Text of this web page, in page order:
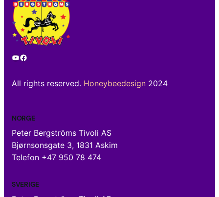
YouTube Facebook
All rights reserved. Honeybeedesign 2024
NORGE
Peter Bergströms Tivoli AS
Bjørnsonsgate 3, 1831 Askim
Telefon +47 950 78 474
SVERIGE